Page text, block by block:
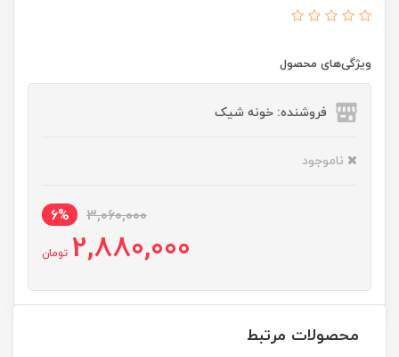
ویژگی‌های محصول
فروشنده: خونه شیک
ناموجود
3,060,000
6%
2,880,000 تومان
محصولات مرتبط